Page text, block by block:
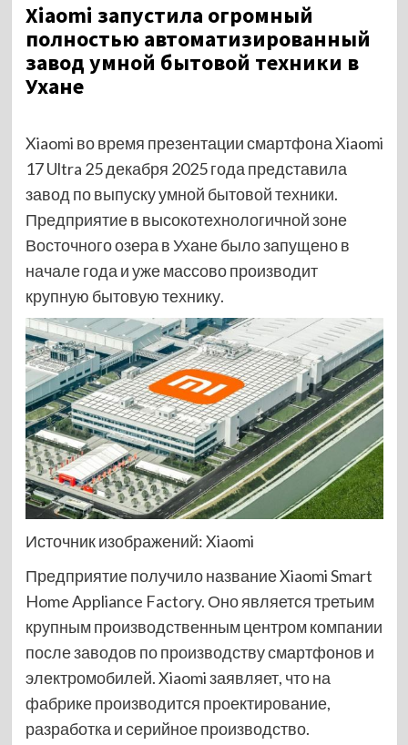
Xiaomi запустила огромный
полностью автоматизированный
завод умной бытовой техники в
Ухане
Xiaomi во время презентации смартфона Xiaomi
17 Ultra 25 декабря 2025 года представила
завод по выпуску умной бытовой техники.
Предприятие в высокотехнологичной зоне
Восточного озера в Ухане было запущено в
начале года и уже массово производит
крупную бытовую технику.
Источник изображений: Xiaomi
Предприятие получило название Xiaomi Smart
Home Appliance Factory. Оно является третьим
крупным производственным центром компании
после заводов по производству смартфонов и
электромобилей. Xiaomi заявляет, что на
фабрике производится проектирование,
разработка и серийное производство.